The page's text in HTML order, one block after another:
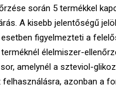
során 5 termékkel
A kisebb jelentőségű
figyelmezteti a
élelmiszer-
amelynél a szteviol-
azonban a